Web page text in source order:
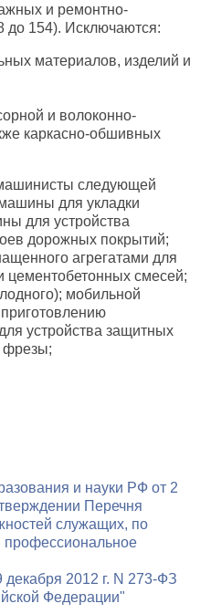
и ремонтно-
до 154). Исключаются:
материалов, изделий и
и волоконно-
каркасно-обшивных
следующей
для укладки
для устройства
дорожных покрытий;
агрегатами для
цементобетонных смесей;
мобильной
устройства защитных
фрезы;
и науки РФ от 2
Перечня
служащих, по
профессиональное
2012 г. N 273-ФЗ
Федерации"